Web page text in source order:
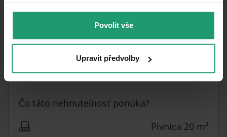
Povolit vše
Upravit předvolby
Samostatný
ÚŽITKOVÁ PLOCHA 352m²
8 238,64 CZK
m2
Čo táto nehnuteľnosť ponúka?
Pivnica 20 m²